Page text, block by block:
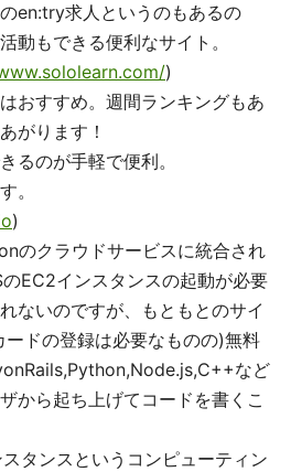
en:try求人というのもあるの
動もできる便利なサイト。
)
おすすめ。週間ランキングもあ
がります！
るのが手軽で便利。
。
)
のクラウドサービスに統合され
EC2インスタンスの起動が必要
ないのですが、もともとのサイ
ードの登録は必要なものの)無料
など
から起ち上げてコードを書くこ
タンスというコンピューティン